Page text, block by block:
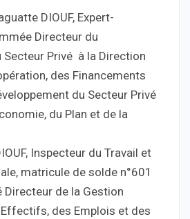
DIOUF, Expert-
Directeur du
Secteur Privé à la Direction
des Financements
du Secteur Privé
du Plan et de la
Inspecteur du Travail et
matricule de solde n°601
de la Gestion
des Emplois et des